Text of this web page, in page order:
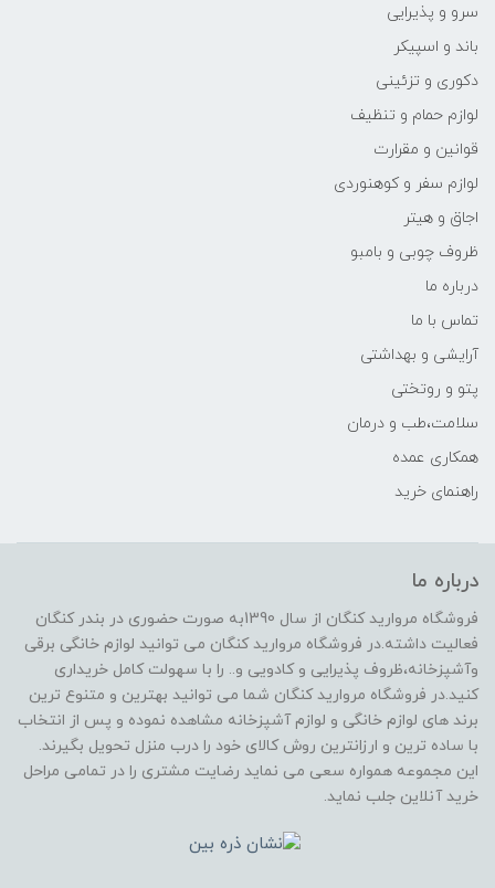
سرو و پذیرایی
باند و اسپیکر
دکوری و تزئینی
لوازم حمام و تنظیف
قوانین و مقرارت
لوازم سفر و کوهنوردی
اجاق و هیتر
ظروف چوبی و بامبو
درباره ما
تماس با ما
آرایشی و بهداشتی
پتو و روتختی
سلامت،طب و درمان
همکاری عمده
راهنمای خرید
درباره ما
فروشگاه مروارید کنگان از سال 1390به صورت حضوری در بندر کنگان
فعالیت داشته.در فروشگاه مروارید کنگان می توانید لوازم خانگی برقی
وآشپزخانه،ظروف پذیرایی و کادویی و.. را با سهولت کامل خریداری
کنید.در فروشگاه مروارید کنگان شما می توانید بهترین و متنوع ترین
برند های لوازم خانگی و لوازم آشپزخانه مشاهده نموده و پس از انتخاب
با ساده ترین و ارزانترین روش کالای خود را درب منزل تحویل بگیرند.
این مجموعه همواره سعی می نماید رضایت مشتری را در تمامی مراحل
خرید آنلاین جلب نماید.